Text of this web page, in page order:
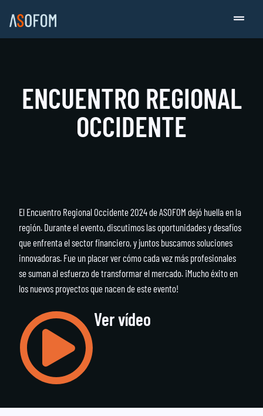
ENCUENTRO REGIONAL
OCCIDENTE
El Encuentro Regional Occidente 2024 de ASOFOM dejó huella en la
región. Durante el evento, discutimos las oportunidades y desafíos
que enfrenta el sector financiero, y juntos buscamos soluciones
innovadoras. Fue un placer ver cómo cada vez más profesionales
se suman al esfuerzo de transformar el mercado. ¡Mucho éxito en
los nuevos proyectos que nacen de este evento!
Ver vídeo